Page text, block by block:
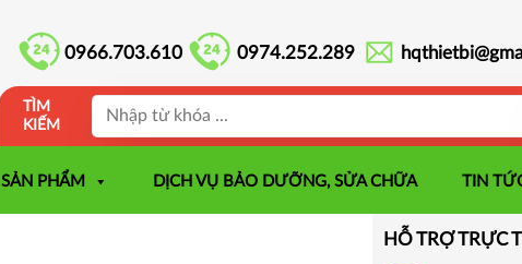
0966.703.610 0974.252.289
TÌM
KIẾM
SẢN PHẨM DỊCH VỤ BẢO DƯỠNG, SỬA CHỮA TIN
HỖ TRỢ TRỰC